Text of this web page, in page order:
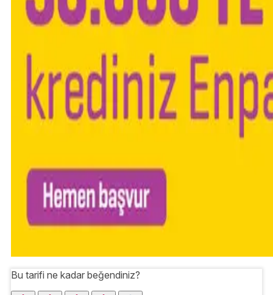
Bu tarifi ne kadar beğendiniz?